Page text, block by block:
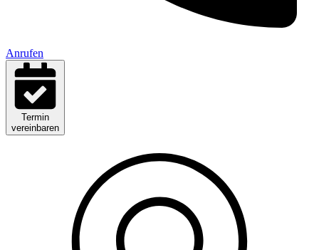
Anrufen
Termin
vereinbaren